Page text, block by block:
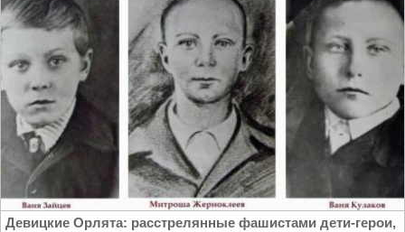
Девицкие Орлята: расстрелянные фашистами дети-герои,